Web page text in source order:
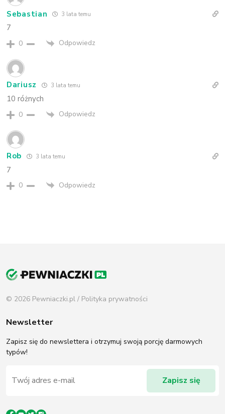
Sebastian 3 lata temu
7
0 Odpowiedz
Dariusz 3 lata temu
10 różnych
0 Odpowiedz
Rob 3 lata temu
7
0 Odpowiedz
© 2026 Pewniaczki.pl / Polityka prywatności
Newsletter
Zapisz się do newslettera i otrzymuj swoją porcję darmowych
typów!